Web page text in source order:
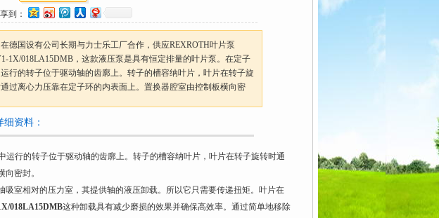
到：
德国设有公司长期与力士乐工厂合作，供应REXROTH叶片泵
1X/018LA15DMB，这款液压泵是具有恒定排量的叶片泵。在定子
行的转子位于驱动轴的齿廓上。转子的槽容纳叶片，叶片在转子旋
过离心力压靠在定子环的内表面上。置换器腔室由控制板横向密
资料：
行的转子位于驱动轴的齿廓上。转子的槽容纳叶片，叶片在转子旋转时通
密封。
室相对的压力室，其提供轴的液压卸载。所以它只需要传递扭矩。叶片在
018LA15DMB这种卸载具有减少磨损的效果并确保高效率。通过简单地移除